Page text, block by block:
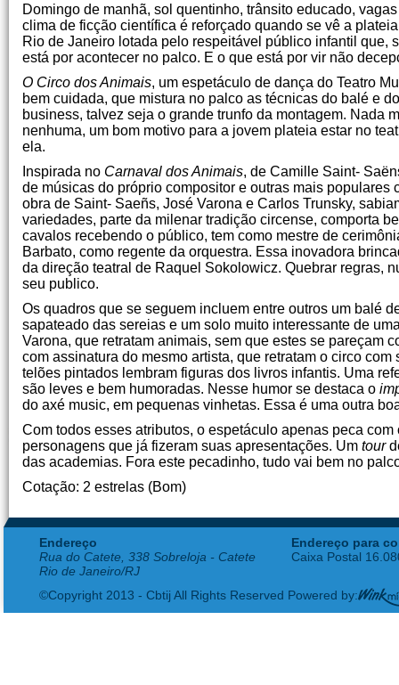
Domingo de manhã, sol quentinho, trânsito educado,
clima de ficção científica é reforçado quando se vê a
Rio de Janeiro lotada pelo respeitável público infantil que,
está por acontecer no palco. E o que está por vir não
O Circo dos Animais, um espetáculo de dança do Teatro
bem cuidada, que mistura no palco as técnicas do balé e
business, talvez seja o grande trunfo da montagem. Nada
nenhuma, um bom motivo para a jovem plateia estar no
ela.
Inspirada no Carnaval dos Animais, de Camille Saint-
de músicas do próprio compositor e outras mais populares
obra de Saint- Saeñs, José Varona e Carlos Trunsky,
variedades, parte da milenar tradição circense, comporta
cavalos recebendo o público, tem como mestre de
Barbato, como regente da orquestra. Essa inovadora
da direção teatral de Raquel Sokolowicz. Quebrar regras,
seu publico.
Os quadros que se seguem incluem entre outros um balé
sapateado das sereias e um solo muito interessante de
Varona, que retratam animais, sem que estes se pareçam
com assinatura do mesmo artista, que retratam o circo
telões pintados lembram figuras dos livros infantis. Uma
são leves e bem humoradas. Nesse humor se destaca o
do axé music, em pequenas vinhetas. Essa é uma outra
Com todos esses atributos, o espetáculo apenas peca
personagens que já fizeram suas apresentações. Um tour
das academias. Fora este pecadinho, tudo vai bem no
Cotação: 2 estrelas (Bom)
Endereço
Rua do Catete, 338 Sobreloja - Catete
Rio de Janeiro/RJ
Endereço para
Caixa Postal
©Copyright 2013 - Cbtij All Rights Reserved Powered by: